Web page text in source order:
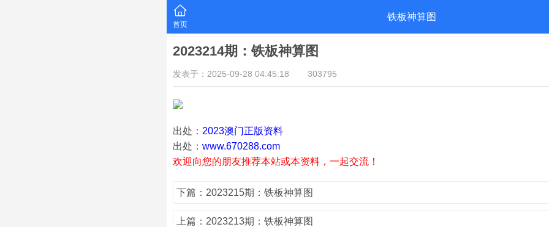
首页
铁板神算图
2023214期：铁板神算图
发表于：2025-09-28 04:45:18 303795
出处： 2023澳门正版资料
出处： www.670288.com
欢迎向您的朋友推荐本站或本资料，一起交流！
下篇：2023215期：铁板神算图
上篇：2023213期：铁板神算图